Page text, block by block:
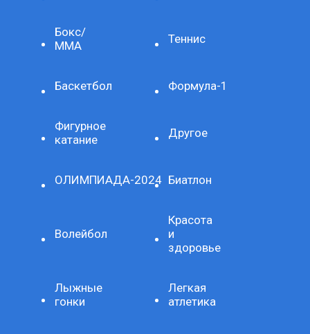
Бокс/
ММА
Теннис
Баскетбол Формула-1
Фигурное
катание
Другое
ОЛИМПИАДА-2024 Биатлон
Волейбол
Красота
и
здоровье
Лыжные
гонки
Легкая
атлетика